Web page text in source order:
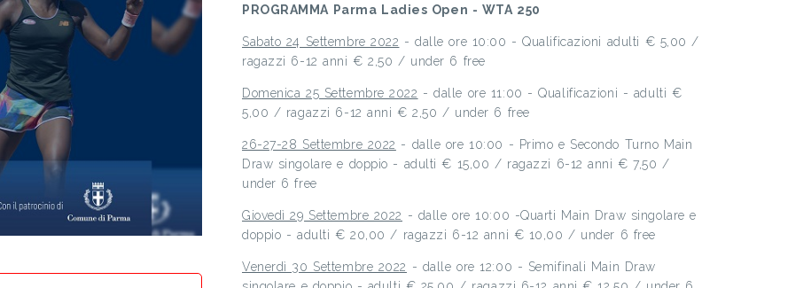
PROGRAMMA Parma Ladies Open - WTA 250
Sabato 24 Settembre 2022 - dalle ore 10:00 - Qualificazioni adulti € 5,00 /
ragazzi 6-12 anni € 2,50 / under 6 free
Domenica 25 Settembre 2022 - dalle ore 11:00 - Qualificazioni - adulti €
5,00 / ragazzi 6-12 anni € 2,50 / under 6 free
26-27-28 Settembre 2022 - dalle ore 10:00 - Primo e Secondo Turno Main
Draw singolare e doppio - adulti € 15,00 / ragazzi 6-12 anni € 7,50 /
under 6 free
Giovedì 29 Settembre 2022 - dalle ore 10:00 -Quarti Main Draw singolare e
doppio - adulti € 20,00 / ragazzi 6-12 anni € 10,00 / under 6 free
Venerdì 30 Settembre 2022 - dalle ore 12:00 - Semifinali Main Draw